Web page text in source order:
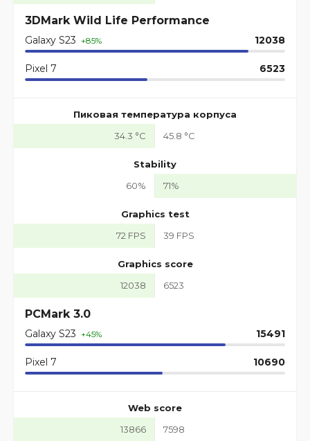
3DMark Wild Life Performance
Galaxy S23 +85% 12038
Pixel 7 6523
Пиковая температура корпуса
34.3 °C
45.8 °C
Stability
60%
71%
Graphics test
72 FPS
39 FPS
Graphics score
12038
6523
PCMark 3.0
Galaxy S23 +45% 15491
Pixel 7 10690
Web score
13866
7598